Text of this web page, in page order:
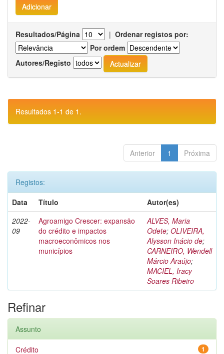
Resultados/Página | Ordenar registos por:
Por ordem
Autores/Registo
Resultados 1-1 de 1.
Anterior 1 Próxima
Registos:
Data
Título
Autor(es)
2022-
09
Agroamigo Crescer: expansão
do crédito e impactos
macroeconômicos nos
municípios
ALVES, Maria
Odete; OLIVEIRA,
Alysson Inácio de;
CARNEIRO, Wendell
Márcio Araújo;
MACIEL, Iracy
Soares Ribeiro
Refinar
Assunto
1
Crédito